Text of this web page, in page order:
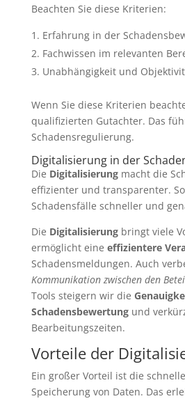
Beachten Sie diese Kriterien:
Erfahrung in der
Fachwissen im relevanten
Unabhängigkeit und
Wenn Sie diese Kriterien
qualifizierten Gutachter. Das
Schadensregulierung.
Digitalisierung in der
Die Digitalisierungmacht die
effizienter und transparenter.
Schadensfälle schneller und
Die Digitalisierungbringt viele
ermöglicht eine effizientere
Schadensmeldungen. Auch
Kommunikation zwischen den
Tools steigern wir die
Schadensbewertungund
Bearbeitungszeiten.
Vorteile der
Ein großer Vorteil ist die
Speicherung von Daten. Das